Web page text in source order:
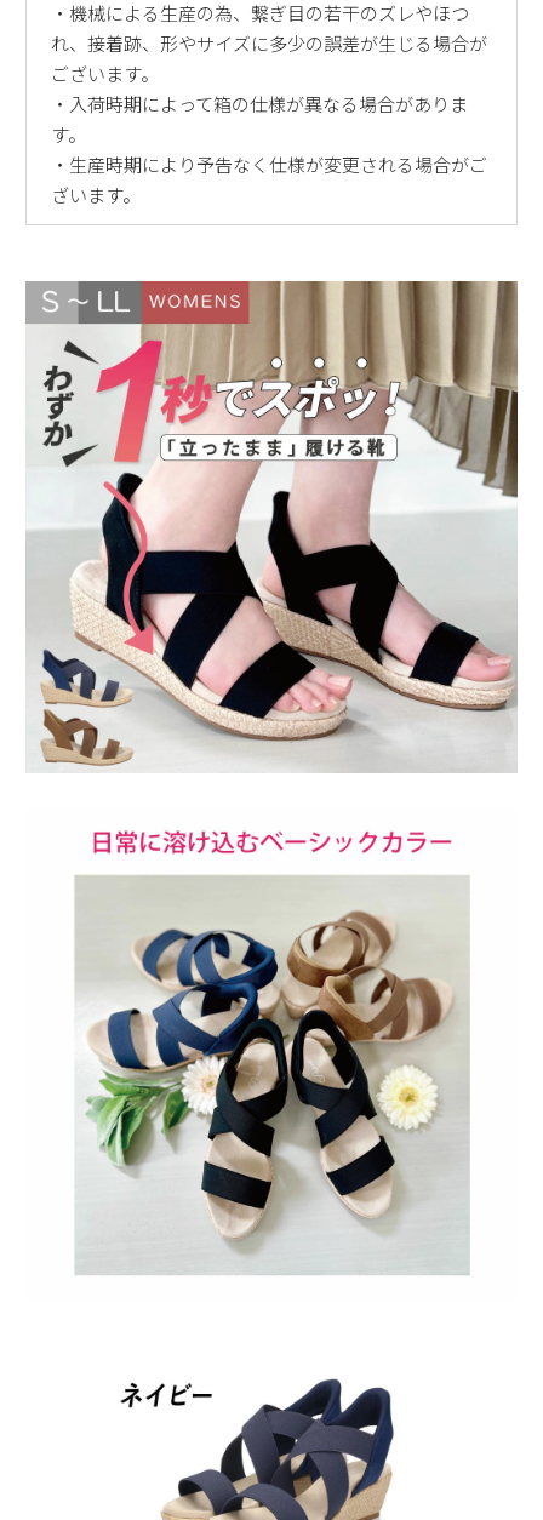
・機械による生産の為、繋ぎ目の若干のズレやほつ
れ、接着跡、形やサイズに多少の誤差が生じる場合が
ございます。
・入荷時期によって箱の仕様が異なる場合がありま
す。
・生産時期により予告なく仕様が変更される場合がご
ざいます。